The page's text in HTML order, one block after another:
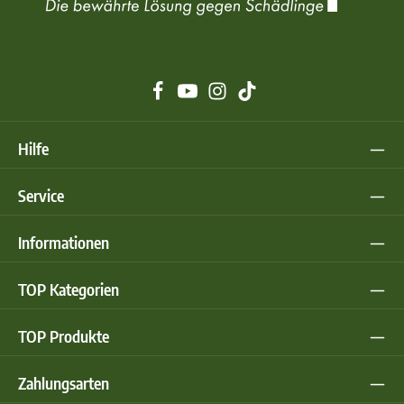
Hilfe
Service
Informationen
TOP Kategorien
TOP Produkte
Zahlungsarten